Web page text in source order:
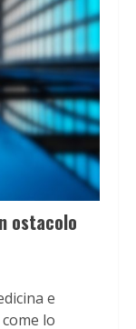
ostacolo
e
lo